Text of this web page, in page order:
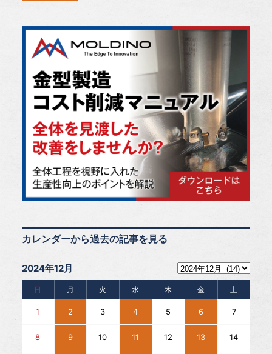
カレンダーから過去の記事を見る
2024年12月
日 月 火 水 木 金 土
1 2 3 4 5 6 7
8 9 10 11 12 13 14